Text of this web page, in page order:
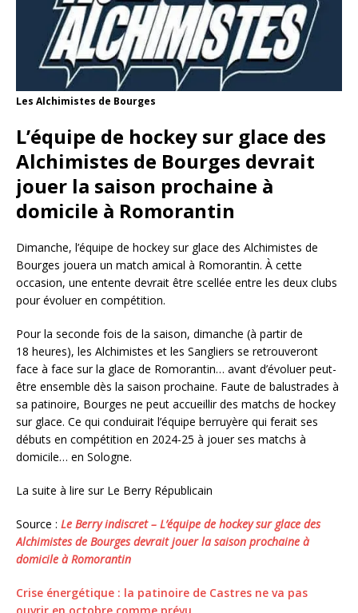
Les Alchimistes de Bourges
L’équipe de hockey sur glace des
Alchimistes de Bourges devrait
jouer la saison prochaine à
domicile à Romorantin
Dimanche, l’équipe de hockey sur glace des Alchimistes de
Bourges jouera un match amical à Romorantin. À cette
occasion, une entente devrait être scellée entre les deux clubs
pour évoluer en compétition.
Pour la seconde fois de la saison, dimanche (à partir de
18 heures), les Alchimistes et les Sangliers se retrouveront
face à face sur la glace de Romorantin… avant d’évoluer peut-
être ensemble dès la saison prochaine. Faute de balustrades à
sa patinoire, Bourges ne peut accueillir des matchs de hockey
sur glace. Ce qui conduirait l’équipe berruyère qui ferait ses
débuts en compétition en 2024-25 à jouer ses matchs à
domicile… en Sologne.
La suite à lire sur Le Berry Républicain
Source : Le Berry indiscret – L’équipe de hockey sur glace des
Alchimistes de Bourges devrait jouer la saison prochaine à
domicile à Romorantin
Crise énergétique : la patinoire de Castres ne va pas